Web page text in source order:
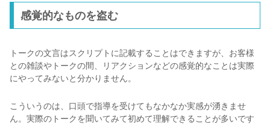
感覚的なものを盗む
トークの文言はスクリプトに記載することはできますが、お客様
との雑談やトークの間、リアクションなどの感覚的なことは実際
にやってみないと分かりません。
こういうのは、口頭で指導を受けてもなかなか実感が湧きませ
ん。実際のトークを聞いてみて初めて理解できることが多いです